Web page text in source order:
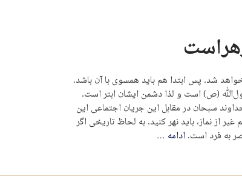
شد. پس ابتدا هم باید همسوی با آن باشد.
(ص) است و لذا دشمن ایشان ابتر است.
سبحان در مقابل این جریان اجتماعی این
از نماز، باید نهر کنید. به لحاظ تاریخی اگر
به فرد است.ادامه …